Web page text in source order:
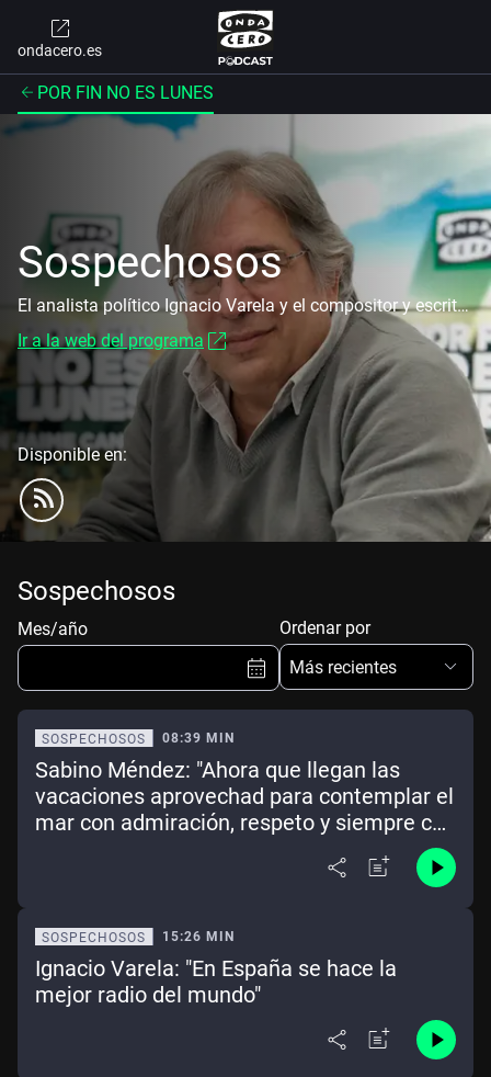
ondacero.es
POR FIN NO ES LUNES
Sospechosos
El analista político Ignacio Varela y el compositor y escritor Sabino Méndez nos ayudan a comprender el mundo
Ir a la web del programa
Disponible en:
Sospechosos
Mes/año
Abr
May Jun Jul Ago
Borrar Mes actual
Ordenar por
Más recientes
SOSPECHOSOS 08:39 MIN
Sabino Méndez: "Ahora que llegan las
vacaciones aprovechad para contemplar el
mar con admiración, respeto y siempre con
SOSPECHOSOS 15:26 MIN
Ignacio Varela: "En España se hace la
mejor radio del mundo"